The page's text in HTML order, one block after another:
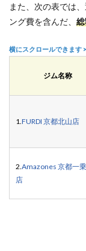
また、次の表では
ング費を含んだ、
ジム名称
1. FURDI 京都北山店
2. Amazones 京都一
店